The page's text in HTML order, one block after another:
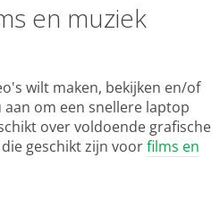
en muziek
wilt maken, bekijken en/of
om een snellere laptop
over voldoende grafische
geschikt zijn voorfilms en